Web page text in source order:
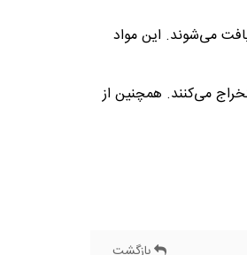
می‌شوند. این مواد
می‌کنند. همچنین از